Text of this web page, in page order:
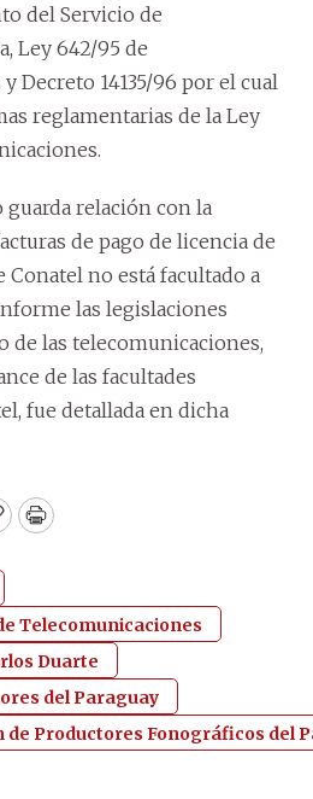
del Servicio de
Ley 642/95 de
Decreto 14135/96 por el cual
reglamentarias de la Ley
relación con la
de pago de licencia de
Conatel no está facultado a
las legislaciones
de las telecomunicaciones,
de las facultades
fue detallada en dicha
Print
Telecomunicaciones
Duarte
del Paraguay
de Productores Fonográficos del